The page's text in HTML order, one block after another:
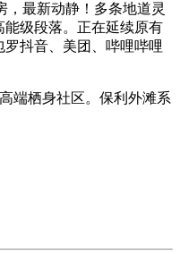
最新动静！多条地道灵
能级段落。正在延续原有
抖音、美团、哔哩哔哩
端栖身社区。保利外滩系